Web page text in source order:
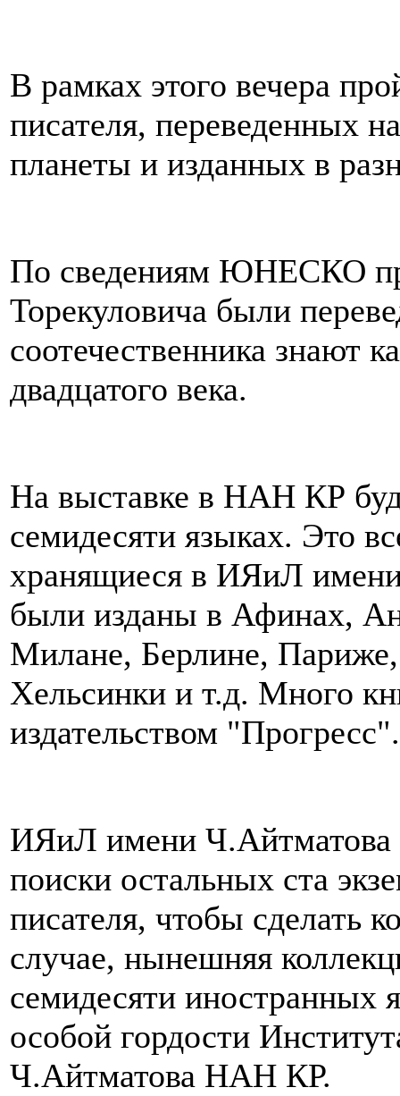
В рамках этого вечера
писателя, переведенных
планеты и изданных в
По сведениям ЮНЕСКО
Торекуловича были
соотечественника знают
двадцатого века.
На выставке в НАН КР
семидесяти языках. Это
хранящиеся в ИЯиЛ
были изданы в Афинах,
Милане, Берлине,
Хельсинки и т.д. Много
издательством "Прогресс".
ИЯиЛ имени Ч.Айтматова
поиски остальных ста
писателя, чтобы сделать
случае, нынешняя
семидесяти иностранных
особой гордости
Ч.Айтматова НАН КР.